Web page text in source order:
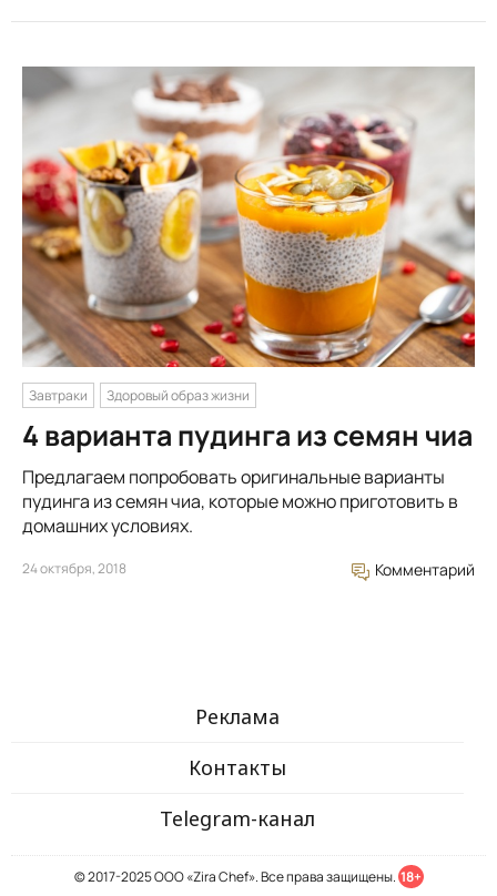
Завтраки Здоровый образ жизни
4 варианта пудинга из семян чиа
Предлагаем попробовать оригинальные варианты
пудинга из семян чиа, которые можно приготовить в
домашних условиях.
24 октября, 2018 Комментарий
Реклама
Контакты
Telegram-канал
© 2017-2025 ООО «Zira Chef». Все права защищены. 18+